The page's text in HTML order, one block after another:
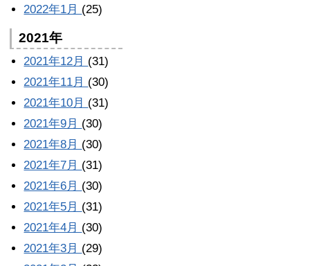
2022年1月 (25)
2021年
2021年12月 (31)
2021年11月 (30)
2021年10月 (31)
2021年9月 (30)
2021年8月 (30)
2021年7月 (31)
2021年6月 (30)
2021年5月 (31)
2021年4月 (30)
2021年3月 (29)